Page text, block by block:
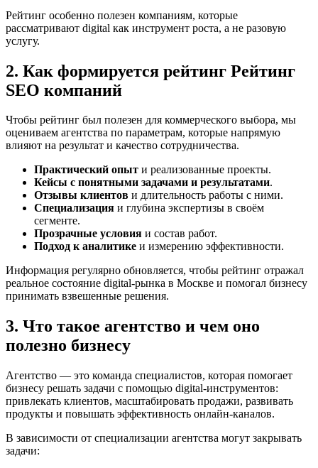
Рейтинг особенно полезен компаниям, которые
рассматривают digital как инструмент роста, а не разовую
услугу.
2. Как формируется рейтинг Рейтинг
SEO компаний
Чтобы рейтинг был полезен для коммерческого выбора, мы
оцениваем агентства по параметрам, которые напрямую
влияют на результат и качество сотрудничества.
Практический опыт и реализованные проекты.
Кейсы с понятными задачами и результатами.
Отзывы клиентов и длительность работы с ними.
Специализация и глубина экспертизы в своём
сегменте.
Прозрачные условия и состав работ.
Подход к аналитике и измерению эффективности.
Информация регулярно обновляется, чтобы рейтинг отражал
реальное состояние digital-рынка в Москве и помогал бизнесу
принимать взвешенные решения.
3. Что такое агентство и чем оно
полезно бизнесу
Агентство — это команда специалистов, которая помогает
бизнесу решать задачи с помощью digital-инструментов:
привлекать клиентов, масштабировать продажи, развивать
продукты и повышать эффективность онлайн-каналов.
В зависимости от специализации агентства могут закрывать
задачи: